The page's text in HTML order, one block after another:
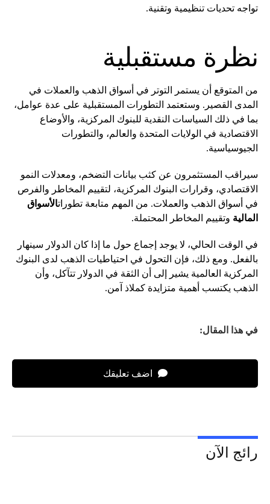
تواجه تحديات تنظيمية وتقنية.
نظرة مستقبلية
من المتوقع أن يستمر التوتر في أسواق الذهب والعملات في
المدى القصير. وستعتمد التطورات المستقبلية على عدة عوامل،
بما في ذلك السياسات النقدية للبنوك المركزية، والأوضاع
الاقتصادية في الولايات المتحدة والعالم، والتطورات
الجيوسياسية.
سيراقب المستثمرون عن كثب بيانات التضخم، ومعدلات النمو
الاقتصادي، وقرارات البنوك المركزية، لتقييم المخاطر والفرص
في أسواق الذهب والعملات. من المهم متابعة تطوراتالأسواق
المالية وتقييم المخاطر المحتملة.
في الوقت الحالي، لا يوجد إجماع حول ما إذا كان الدولار سينهار
بالفعل. ومع ذلك، فإن التحول في احتياطيات الذهب لدى البنوك
المركزية العالمية يشير إلى أن الثقة في الدولار تتآكل، وأن
الذهب يكتسب أهمية متزايدة كملاذ آمن.
في هذا المقال:
اضف تعليقك
رائج الآن